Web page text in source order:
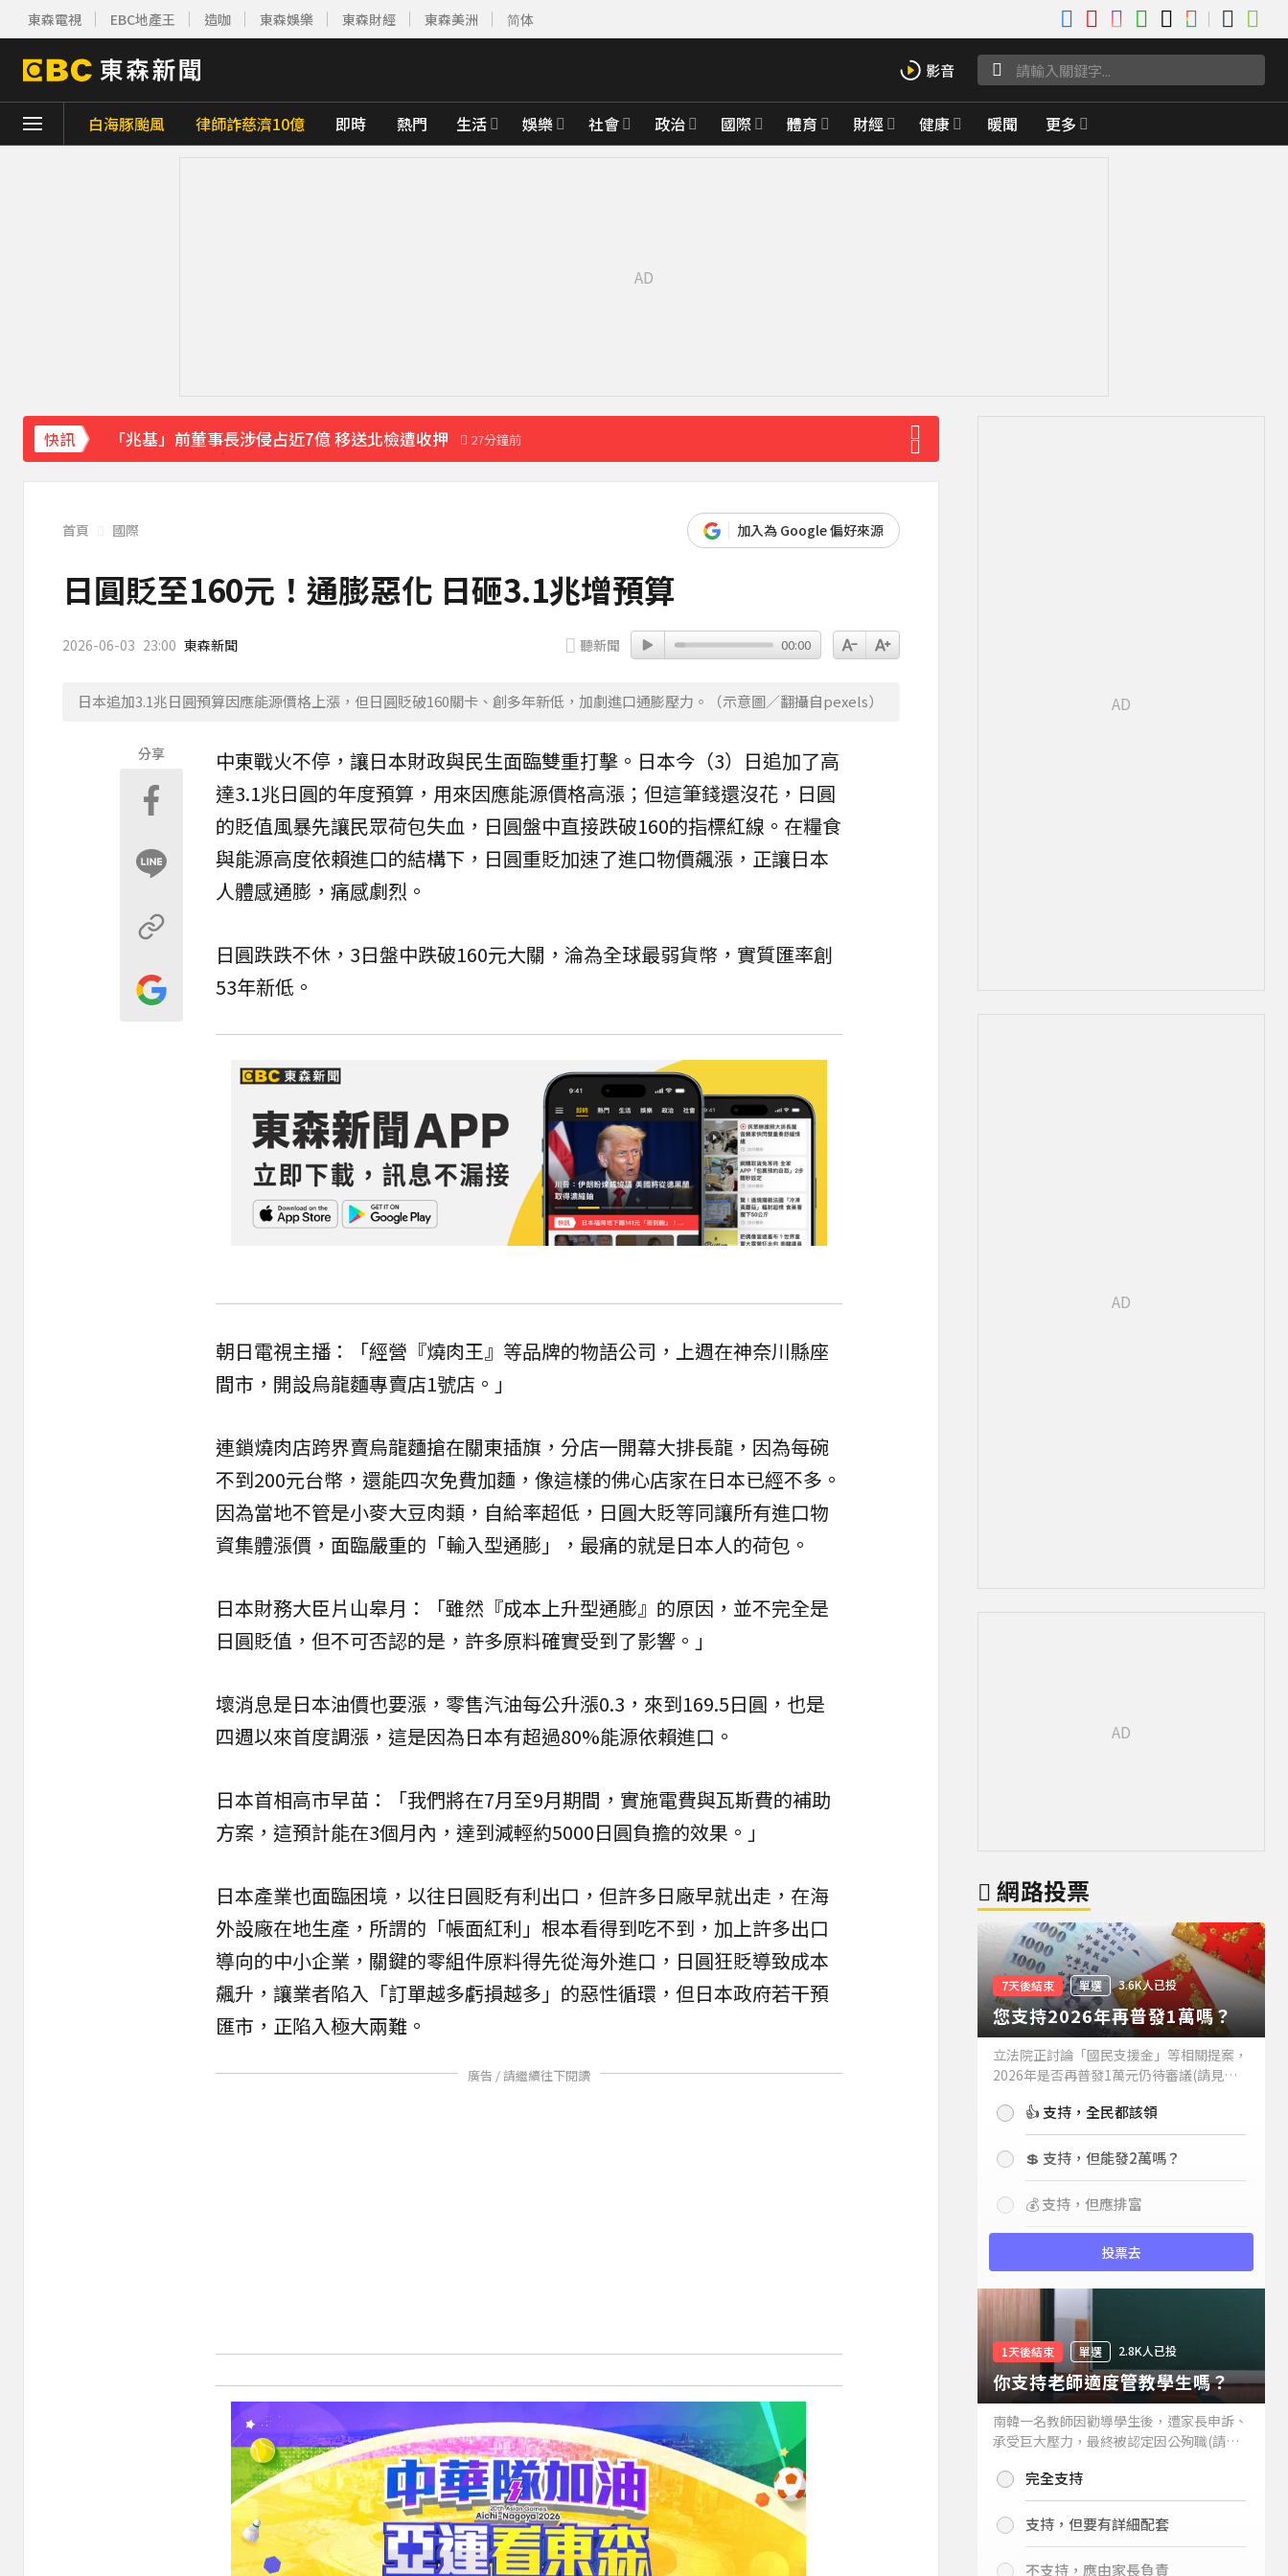
東森電視 EBC地產王 造咖 東森娛樂 東森財經 東森美洲 简体
白海豚颱風 律師詐慈濟10億 即時 熱門 生活 娛樂 社會 政治 國際 體育 財經 健康 暖聞 更多
快訊 鷹架掉落砸傷婦人！南港LaLaport宣布3櫃位暫停營業
《理財達人秀》X 安聯投信免費講座報名中！搶先卡位 2027
姜厚任小24歲女友「3碩1博」造假？ 台大回應了
下載東森App，隨時掌握天下大小事！
首頁 國際 加入為 Google 偏好來源
日圓貶至160元！通膨惡化 日砸3.1兆增預算
2026-06-03 23:00 東森新聞 聽新聞 00:00
日本追加3.1兆日圓預算因應能源價格上漲，但日圓貶破160關卡、創多年新低，加劇進口通膨壓力。（示意圖／翻攝自pexels）
分享 中東戰火不停，讓日本財政與民生面臨雙重打擊。日本今（3）日追加了高
達3.1兆日圓的年度預算，用來因應能源價格高漲；但這筆錢還沒花，日圓
的貶值風暴先讓民眾荷包失血，日圓盤中直接跌破160的指標紅線。在糧食
與能源高度依賴進口的結構下，日圓重貶加速了進口物價飆漲，正讓日本
人體感通膨，痛感劇烈。
日圓跌跌不休，3日盤中跌破160元大關，淪為全球最弱貨幣，實質匯率創
53年新低。
朝日電視主播：「經營『燒肉王』等品牌的物語公司，上週在神奈川縣座
間市，開設烏龍麵專賣店1號店。」
連鎖燒肉店跨界賣烏龍麵搶在關東插旗，分店一開幕大排長龍，因為每碗
不到200元台幣，還能四次免費加麵，像這樣的佛心店家在日本已經不多。
因為當地不管是小麥大豆肉類，自給率超低，日圓大貶等同讓所有進口物
資集體漲價，面臨嚴重的「輸入型通膨」，最痛的就是日本人的荷包。
日本財務大臣片山皋月：「雖然『成本上升型通膨』的原因，並不完全是
日圓貶值，但不可否認的是，許多原料確實受到了影響。」
壞消息是日本油價也要漲，零售汽油每公升漲0.3，來到169.5日圓，也是
四週以來首度調漲，這是因為日本有超過80%能源依賴進口。
日本首相高市早苗：「我們將在7月至9月期間，實施電費與瓦斯費的補助
方案，這預計能在3個月內，達到減輕約5000日圓負擔的效果。」
日本產業也面臨困境，以往日圓貶有利出口，但許多日廠早就出走，在海
外設廠在地生產，所謂的「帳面紅利」根本看得到吃不到，加上許多出口
導向的中小企業，關鍵的零組件原料得先從海外進口，日圓狂貶導致成本
飆升，讓業者陷入「訂單越多虧損越多」的惡性循環，但日本政府若干預
匯市，正陷入極大兩難。
廣告 / 請繼續往下閱讀
網路投票
7天後結束 單選 3.6K人已投
您支持2026年再普發1萬嗎？
立法院正討論「國民支援金」等相關提案，
2026年是否再普發1萬元仍待審議(請見下
持嗎？👍 支持，全民都該領
💲 支持，但能發2萬嗎？
💰 支持，但應排富
投票去
1天後結束 單選 2.8K人已投
你支持老師適度管教學生嗎？
南韓一名教師因勸導學生後，遭家長申訴、
承受巨大壓力，最終被認定因公殉職(請見
你支持老師適度管教學生嗎？
完全支持
支持，但要有詳細配套
不支持，應由家長負責